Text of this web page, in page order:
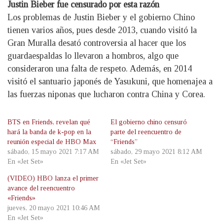
Justin Bieber fue censurado por esta razón
Los problemas de Justin Bieber y el gobierno Chino
tienen varios años, pues desde 2013, cuando visitó la
Gran Muralla desató controversia al hacer que los
guardaespaldas lo llevaron a hombros, algo que
consideraron una falta de respeto. Además, en 2014
visitó el santuario japonés de Yasukuni, que homenajea a
las fuerzas niponas que lucharon contra China y Corea.
BTS en Friends, revelan qué
hará la banda de k-pop en la
reunión especial de HBO Max
sábado, 15 mayo 2021 7:17 AM
En «Jet Set»
El gobierno chino censuró
parte del reencuentro de
“Friends”
sábado, 29 mayo 2021 8:12 AM
En «Jet Set»
(VIDEO) HBO lanza el primer
avance del reencuentro
«Friends»
jueves, 20 mayo 2021 10:46 AM
En «Jet Set»